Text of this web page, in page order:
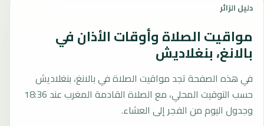
دليل الزائر
مواقيت الصلاة وأوقات الأذان في
بالانغ، بنغلاديش
في هذه الصفحة تجد مواقيت الصلاة في بالانغ، بنغلاديش
حسب التوقيت المحلي، مع الصلاة القادمة المغرب عند 18:36
وجدول اليوم من الفجر إلى العشاء.